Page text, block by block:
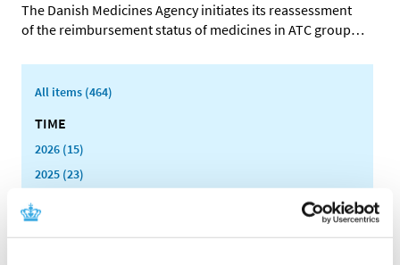
The Danish Medicines Agency initiates its reassessment
of the reimbursement status of medicines in ATC group…
All items (464)
TIME
2026 (15)
2025 (23)
2023 (24)